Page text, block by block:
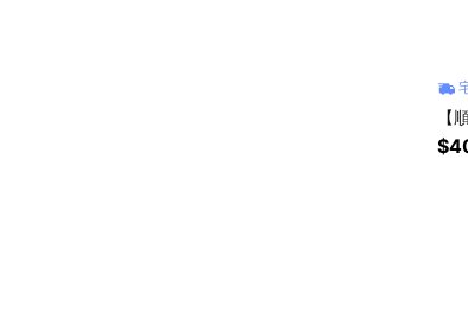
【